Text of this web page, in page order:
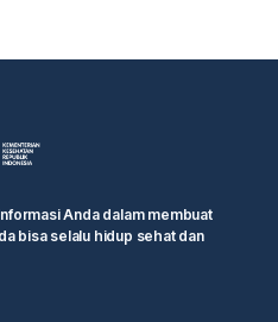
Anda dalam membuat
bisa selalu hidup sehat dan